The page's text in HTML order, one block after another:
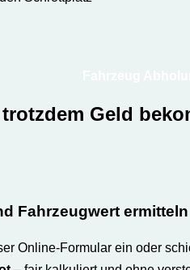
Geld
Fahrzeugwert ermitteln
Online-Formular ein oder